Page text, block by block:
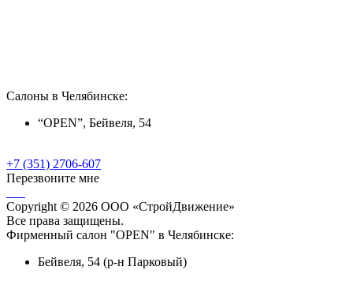
Салоны в Челябинске:
“OPEN”, Бейвеля, 54
+7 (351) 2706-607
Перезвоните мне
Copyright © 2026 ООО «СтройДвижение»
Все права защищены.
Фирменный салон "OPEN" в Челябинске:
Бейвеля, 54 (р-н Парковый)